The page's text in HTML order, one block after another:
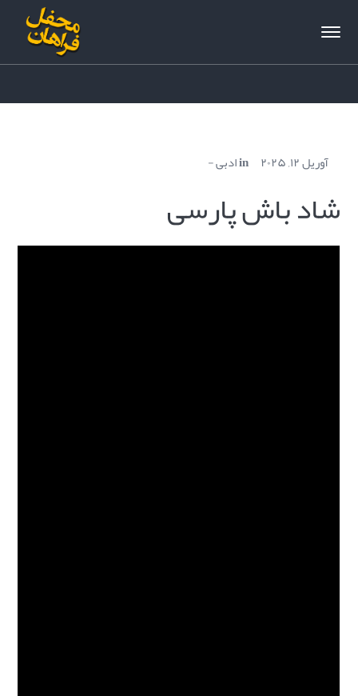
آوریل ۱۲, ۲۰۲۵ inادبی
شاد باش پارسی